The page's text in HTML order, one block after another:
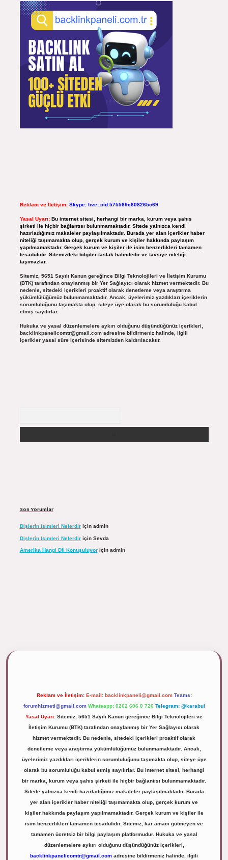
Reklam ve İletişim: Skype: live:.cid.575569c608265c69
Yasal Uyarı: Bu internet sitesi, herhangi bir marka, kurum veya şahıs
şirketi ile hiçbir bağlantısı bulunmamaktadır. Sitede yalnızca kendi
hazırladığımız makaleler paylaşılmaktadır. Burada yer alan içerikler haber
niteliği taşımamakta olup, gerçek kurum ve kişiler hakkında paylaşım
yapılmamaktadır. Gerçek kurum ve kişiler ile isim benzerlikleri tamamen
tesadüfidir. Sitemizdeki bilgiler taslak halindedir ve tavsiye niteliği
taşımazlar.
Sitemiz, 5651 Sayılı Kanun gereğince Bilgi Teknolojileri ve İletişim Kurumu
(BTK) tarafından onaylanmış bir Yer Sağlayıcı olarak hizmet vermektedir. Bu
nedenle, sitedeki içerikleri proaktif olarak denetleme veya araştırma
yükümlülüğümüz bulunmamaktadır. Ancak, üyelerimiz yazdıkları içeriklerin
sorumluluğunu taşımakta olup, siteye üye olarak bu sorumluluğu kabul
etmiş sayılırlar.
Hukuka ve yasal düzenlemelere aykırı olduğunu düşündüğünüz içerikleri,
backlinkpanelicomtr@gmail.comadresine bildirmeniz halinde, ilgili
içerikler yasal süre içerisinde sitemizden kaldırılacaktır.
Son Yorumlar
Dişlerin Isimleri Nelerdiriçin admin
Dişlerin Isimleri Nelerdiriçin Sevda
Amerika Hangi Dil Konuşuluyoriçin admin
Reklam ve İletişim: E-mail: backlinkpaneli@gmail.com Teams:
forumhizmeti@gmail.com Whatsapp: 0262 606 0 726 Telegram: @karabul
Yasal Uyarı: Sitemiz, 5651 Sayılı Kanun gereğince Bilgi Teknolojileri ve
İletişim Kurumu (BTK) tarafından onaylanmış bir Yer Sağlayıcı olarak
hizmet vermektedir. Bu nedenle, sitedeki içerikleri proaktif olarak
denetleme veya araştırma yükümlülüğümüz bulunmamaktadır. Ancak,
üyelerimiz yazdıkları içeriklerin sorumluluğunu taşımakta olup, siteye üye
olarak bu sorumluluğu kabul etmiş sayılırlar. Bu internet sitesi, herhangi
bir marka, kurum veya şahıs şirketi ile hiçbir bağlantısı bulunmamaktadır.
Sitede yalnızca kendi hazırladığımız makaleler paylaşılmaktadır. Burada
yer alan içerikler haber niteliği taşımamakta olup, gerçek kurum ve
kişiler hakkında paylaşım yapılmamaktadır. Gerçek kurum ve kişiler ile
isim benzerlikleri tamamen tesadüfidir. Sitemiz, kar amacı gütmeyen ve
tamamen ücretsiz bir bilgi paylaşım platformudur. Hukuka ve yasal
düzenlemelere aykırı olduğunu düşündüğünüz içerikleri,
backlinkpanelicomtr@gmail.com adresine bildirmeniz halinde, ilgili